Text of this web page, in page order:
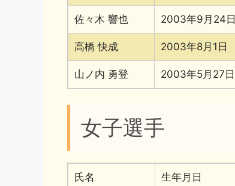
佐々木 響也 2003年9月24日
高橋 快成 2003年8月1日
山ノ内 勇登 2003年5月27日
女子選手
氏名 生年月日